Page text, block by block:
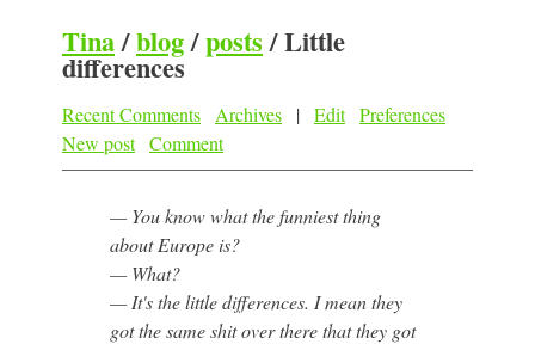
Tina/blog/posts/Little
differences
Recent Comments Archives | Edit Preferences
New post Comment
— You know what the funniest thing
about Europe is?
— What?
— It's the little differences. I mean they
got the same shit over there that they got